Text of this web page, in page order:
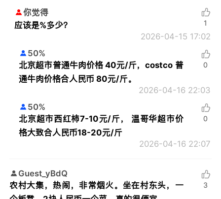
你觉得
应该是%多少？
2026-04-15 17:02
1
50%
北京超市普通牛肉价格 40元/斤，costco 普
通牛肉价格合人民币 80元/斤。
2026-04-16 22:03
0
50%
北京超市西红柿7-10元/斤， 温哥华超市价
格大致合人民币18-20元/斤
2026-04-16 22:07
0
Guest_yBdQ
农村大集，热闹，非常烟火。坐在村东头，一
3